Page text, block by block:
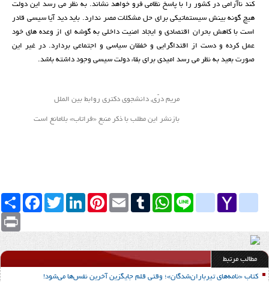
کند ناآرامی در کشور را با پاسخ نظامی فرو خواهد نشاند. به نظر می رسد این دولت
هیچ گونه بینش سیستماتیکی برای حل مشکلات مصر ندارد. باید دید آیا سیسی قادر
است با کاهش بحران اقتصادی و ایجاد امنیت داخلی به گوشه ای از وعده های خود
عمل کرده و دست از اقتداگرایی و خفقان سیاسی و اجتماعی بردارد. در غیر این
صورت بعید به نظر می رسد امیدی برای بقاء دولت سیسی وجود داشته باشد.
مریم درّی, دانشجوی دکتری روابط بین الملل
بازنشر این مطلب با ذکر منبع «فراتاب» بلامانع است
Facebook TwitterLinkedInPinterest Email TumblrWhatsApp Line
google_bookmarks
Yahoo
yahoo_messenger
Print
مطالب مرتبط
کتاب «نامه‌های تیرباران‌شدگان»؛ وقتی قلم جایگزین آخرین نفس‌ها می‌شود!